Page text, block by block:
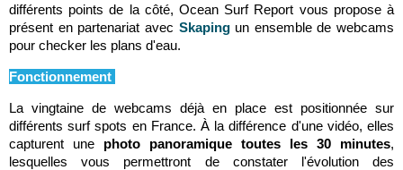
différents points de la côté, Ocean Surf Report vous propose à
présent en partenariat avec Skaping un ensemble de webcams
pour checker les plans d'eau.
Fonctionnement
La vingtaine de webcams déjà en place est positionnée sur
différents surf spots en France. À la différence d'une vidéo, elles
capturent une photo panoramique toutes les 30 minutes,
lesquelles vous permettront de constater l'évolution des